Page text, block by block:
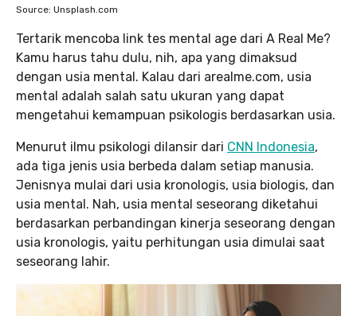
Source: Unsplash.com
Tertarik mencoba link tes mental age dari A Real Me?
Kamu harus tahu dulu, nih, apa yang dimaksud
dengan usia mental. Kalau dari arealme.com, usia
mental adalah salah satu ukuran yang dapat
mengetahui kemampuan psikologis berdasarkan usia.
Menurut ilmu psikologi dilansir dari CNN Indonesia,
ada tiga jenis usia berbeda dalam setiap manusia.
Jenisnya mulai dari usia kronologis, usia biologis, dan
usia mental. Nah, usia mental seseorang diketahui
berdasarkan perbandingan kinerja seseorang dengan
usia kronologis, yaitu perhitungan usia dimulai saat
seseorang lahir.